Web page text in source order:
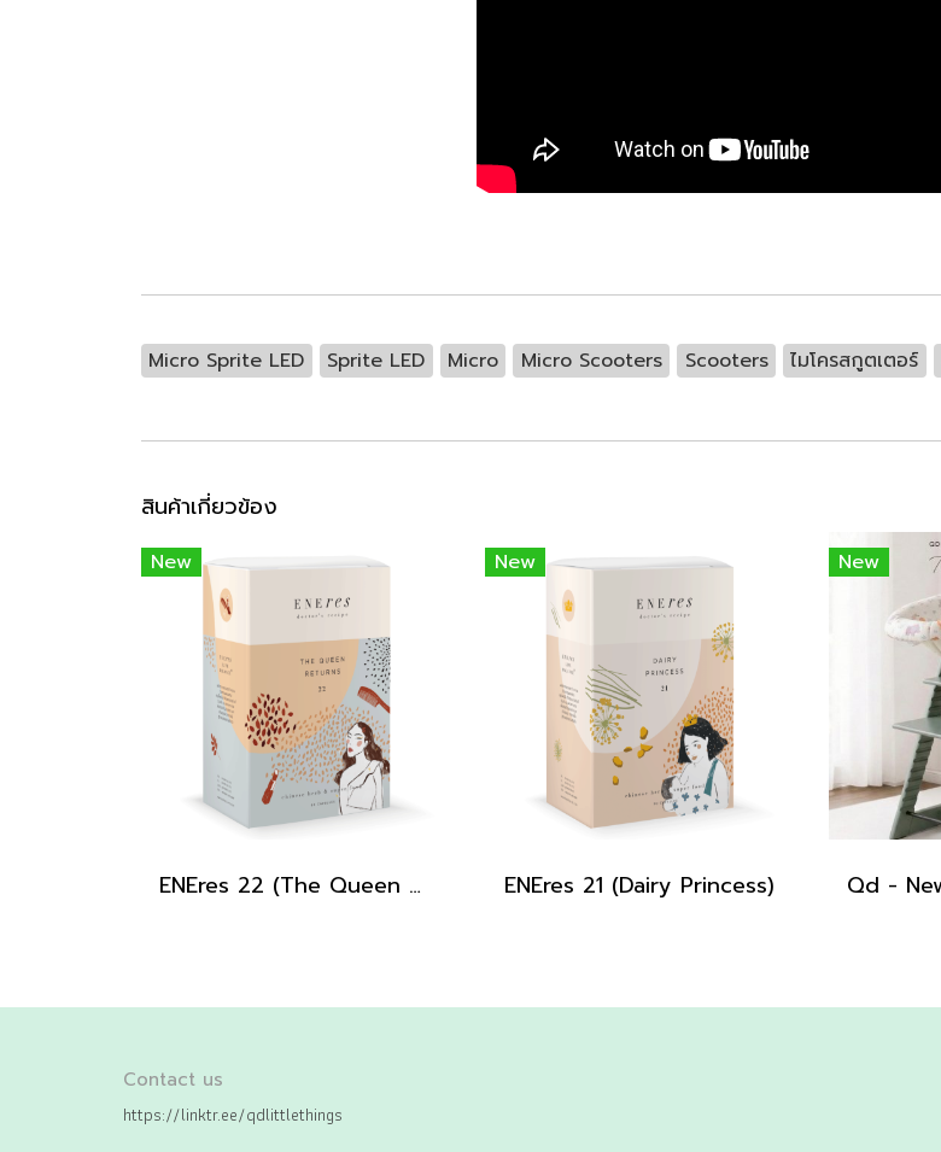
Micro Sprite LED Sprite LED Micro Micro Scooters Scooters ไมโครสกูตเตอร์
สินค้าเกี่ยวข้อง
New
ENEres 22 (The Queen Returns)
New
ENEres 21 (Dairy Princess)
New
Contact us
https://linktr.ee/qdlittlethings